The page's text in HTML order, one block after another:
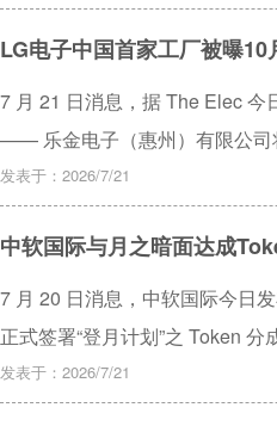
LG电子中国首家工厂被曝10
7 月 21 日消息，据 The Elec
—— 乐金电子（惠州）有限公司
理方案。
发表于：2026/7/21
中软国际与月之暗面达成
7 月 20 日消息，中软国际今日
正式签署“登月计划”之 Token
战略举措。
发表于：2026/7/21